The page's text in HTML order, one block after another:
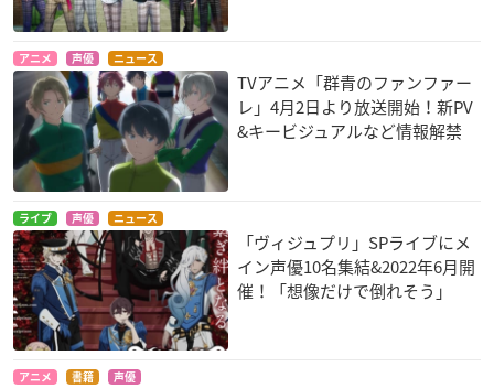
アニメ 声優 ニュース
TVアニメ「群青のファンファー
レ」4月2日より放送開始！新PV
&キービジュアルなど情報解禁
ライブ 声優 ニュース
「ヴィジュプリ」SPライブにメ
イン声優10名集結&2022年6月開
催！「想像だけで倒れそう」
アニメ 書籍 声優